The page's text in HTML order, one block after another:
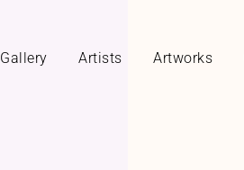
Gallery Artists Artworks